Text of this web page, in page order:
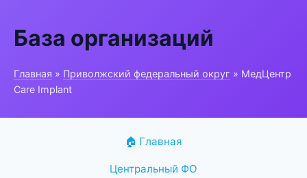
База организаций
Главная » Приволжский федеральный округ » МедЦентр
Care Implant
🏠 Главная
Центральный ФО